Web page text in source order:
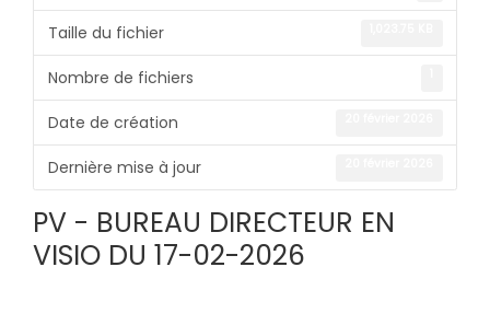
Taille du fichier
Nombre de fichiers
Date de création
Dernière mise à jour
PV - BUREAU DIRECTEUR EN
VISIO DU 17-02-2026